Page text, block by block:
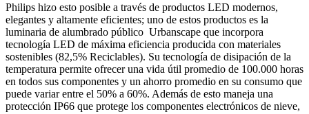
Philips hizo esto posible a través de productos LED modernos,
elegantes y altamente eficientes; uno de estos productos es la
luminaria de alumbrado público Urbanscape que incorpora
tecnología LED de máxima eficiencia producida con materiales
sostenibles (82,5% Reciclables). Su tecnología de disipación de la
temperatura permite ofrecer una vida útil promedio de 100.000 horas
en todos sus componentes y un ahorro promedio en su consumo que
puede variar entre el 50% a 60%. Además de esto maneja una
protección IP66 que protege los componentes electrónicos de nieve,